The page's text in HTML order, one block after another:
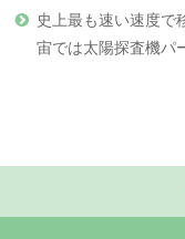
史上最も速い速度
宙では太陽探査機パ